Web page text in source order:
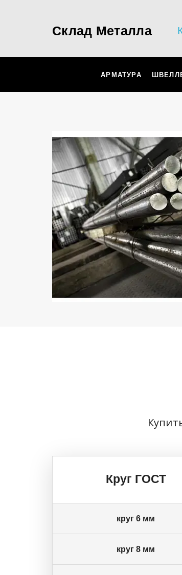
Склад Металла
АРМАТУРА
Круг ГОСТ
круг 6 мм
круг 8 мм